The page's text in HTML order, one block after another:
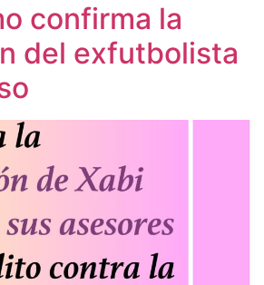
confirma la
del exfutbolista